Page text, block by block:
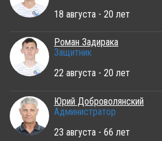
18 августа - 20 лет
Роман Задирака
Защитник
22 августа - 20 лет
Юрий Доброволянский
Администратор
23 августа - 66 лет